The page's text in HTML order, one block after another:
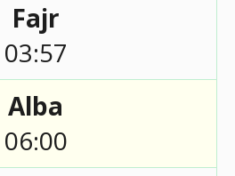
Fajr
03:57
Alba
06:00